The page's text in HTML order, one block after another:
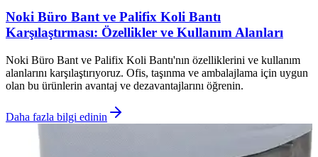
Noki Büro Bant ve Palifix Koli Bantı
Karşılaştırması: Özellikler ve Kullanım Alanları
Noki Büro Bant ve Palifix Koli Bantı'nın özelliklerini ve kullanım
alanlarını karşılaştırıyoruz. Ofis, taşınma ve ambalajlama için uygun
olan bu ürünlerin avantaj ve dezavantajlarını öğrenin.
Daha fazla bilgi edinin